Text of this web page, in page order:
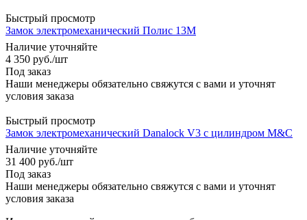
Быстрый просмотр
Замок электромеханический Полис 13М
Наличие уточняйте
4 350 руб./шт
Под заказ
Наши менеджеры обязательно свяжутся с вами и уточнят
условия заказа
Быстрый просмотр
Замок электромеханический Danalock V3 с цилиндром M&C
Наличие уточняйте
31 400 руб./шт
Под заказ
Наши менеджеры обязательно свяжутся с вами и уточнят
условия заказа